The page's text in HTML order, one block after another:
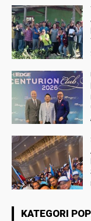
KATEGORI